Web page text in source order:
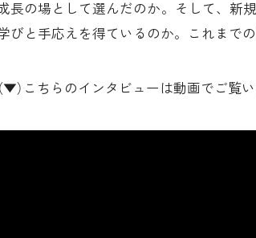
長の場として選んだのか。そして、新
びと手応えを得ているのか。これまで
（▼）こちらのインタビューは動画でご覧